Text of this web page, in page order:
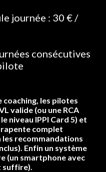
journée : 30 € /
consécutives
les pilotes
valide (ou une RCA
niveau IPPI Card 5) et
complet
les recommandations
Enfin un système
(un smartphone avec
suffire).